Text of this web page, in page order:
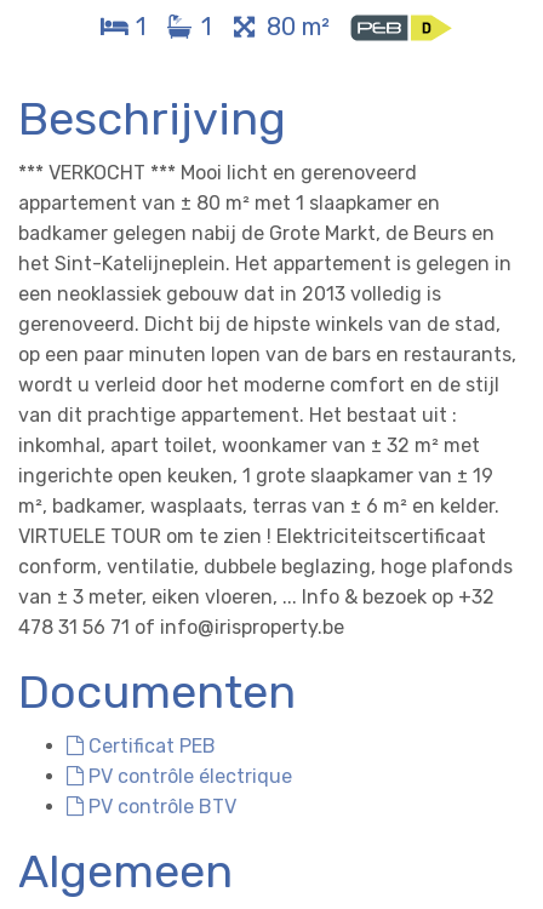
1 1 80 m²
Beschrijving
*** VERKOCHT *** Mooi licht en gerenoveerd
appartement van ± 80 m² met 1 slaapkamer en
badkamer gelegen nabij de Grote Markt, de Beurs en
het Sint-Katelijneplein. Het appartement is gelegen in
een neoklassiek gebouw dat in 2013 volledig is
gerenoveerd. Dicht bij de hipste winkels van de stad,
op een paar minuten lopen van de bars en restaurants,
wordt u verleid door het moderne comfort en de stijl
van dit prachtige appartement. Het bestaat uit :
inkomhal, apart toilet, woonkamer van ± 32 m² met
ingerichte open keuken, 1 grote slaapkamer van ± 19
m², badkamer, wasplaats, terras van ± 6 m² en kelder.
VIRTUELE TOUR om te zien ! Elektriciteitscertificaat
conform, ventilatie, dubbele beglazing, hoge plafonds
van ± 3 meter, eiken vloeren, ... Info & bezoek op +32
478 31 56 71 of info@irisproperty.be
Documenten
Certificat PEB
PV contrôle électrique
PV contrôle BTV
Algemeen